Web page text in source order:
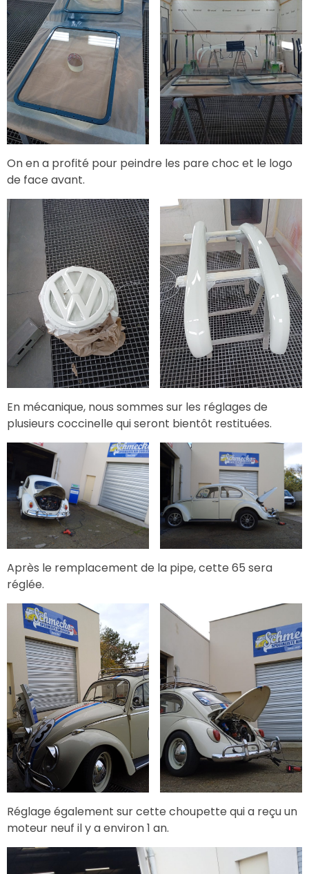
On en a profité pour peindre les pare choc et le logo
de face avant.
En mécanique, nous sommes sur les réglages de
plusieurs coccinelle qui seront bientôt restituées.
Après le remplacement de la pipe, cette 65 sera
réglée.
Réglage également sur cette choupette qui a reçu un
moteur neuf il y a environ 1 an.